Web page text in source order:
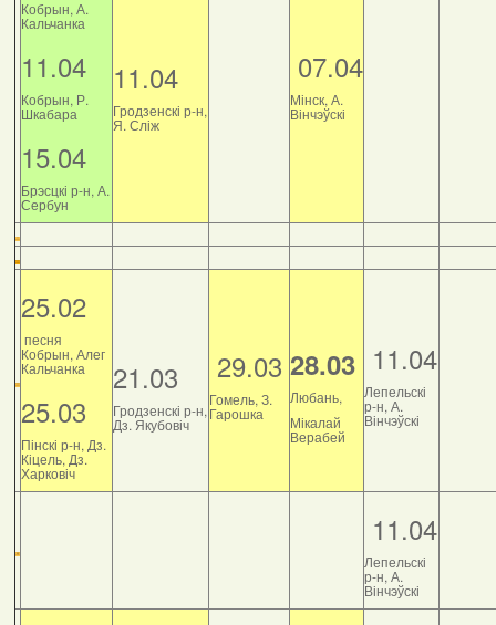
Кобрын, А.
Кальчанка
11.04
Кобрын, Р.
Шкабара
15.04
Брэсцкі р-н, А.
Сербун
11.04
Гродзенскі р-н,
Я. Сліж
07.04
Мінск, А.
Вінчэўскі
25.02
песня
Кобрын, Алег
Кальчанка
25.03
Пінскі р-н, Дз.
Кіцель, Дз.
Харковіч
21.03
Гродзенскі р-н,
Дз. Якубовіч
29.03
Гомель, З.
Гарошка
28.03
Любань,
Мікалай
Верабей
11.04
Лепельскі
р-н, А.
Вінчэўскі
11.04
Лепельскі
р-н, А.
Вінчэўскі